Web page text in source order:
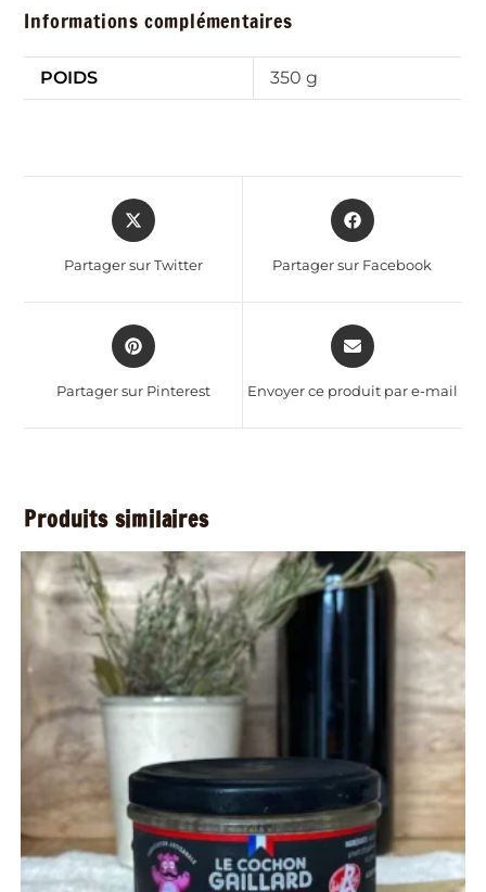
Informations complémentaires
POIDS 350 g
Partager sur Twitter Partager sur Facebook
Partager sur Pinterest Envoyer ce produit par e-mail
Produits similaires